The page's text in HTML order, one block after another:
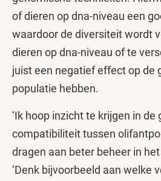
of dieren op dna-niveau een
waardoor de diversiteit wordt
dieren op dna-niveau of te
juist een negatief effect op de
populatie hebben.
‘Ik hoop inzicht te krijgen in de
compatibiliteit tussen
dragen aan beter beheer in het
‘Denk bijvoorbeeld aan welke